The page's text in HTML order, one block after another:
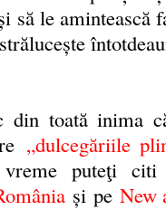
să le amintească
din toată inima
„dulcegăriile
vreme puteţi
și pe New